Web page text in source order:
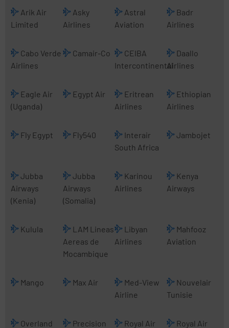
Arik Air
Limited
Asky
Airlines
Astral
Aviation
Badr
Airlines
Cabo Verde
Airlines
Camair-Co
CEIBA
Intercontinental
Daallo
Airlines
Eagle Air
(Uganda)
Egypt Air
Eritrean
Airlines
Ethiopian
Airlines
Fly Egypt Fly540
Interair
South Africa
Jambojet
Jubba
Airways
(Kenia)
Jubba
Airways
(Somalia)
Karinou
Airlines
Kenya
Airways
Kulula
LAM Lineas
Aereas de
Mocambique
Libyan
Airlines
Mahfooz
Aviation
Mango Max Air
Med-View
Airline
Nouvelair
Tunisie
Overland Precision Royal Air Royal Air